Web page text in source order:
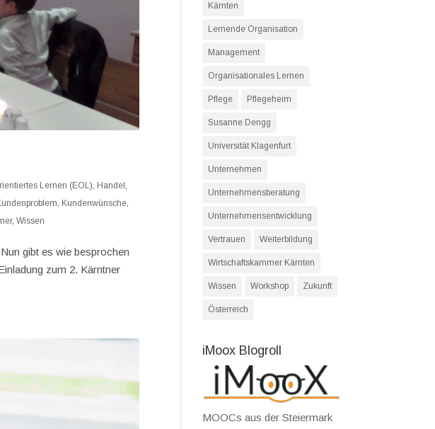
Lernen (EOL), Handel ,
, Kundenwünsche,
,Wissen
gibt es wie besprochen
zum 2. Kärntner
Kärnten
Lernende Organisation
Management
Organisationales Lernen
Pflege Pflegeheim
Susanne Dengg
Universität Klagenfurt
Unternehmen
Unternehmensberatung
Unternehmensentwicklung
Vertrauen Weiterbildung
Wirtschaftskammer Kärnten
Wissen Workshop Zukunft
Österreich
iMoox Blogroll
MOOCs aus der Steiermark